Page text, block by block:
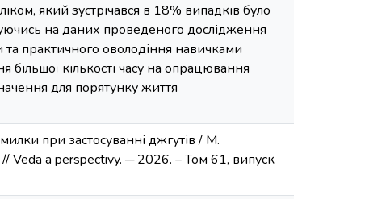
який зустрічався в 18% випадків було
на даних проведеного дослідження
практичного оволодіння навичками
кількості часу на опрацювання
для порятунку життя
при застосуванні джгутів / М.
Veda a perspectivy. ─ 2026. – Том 61, випуск